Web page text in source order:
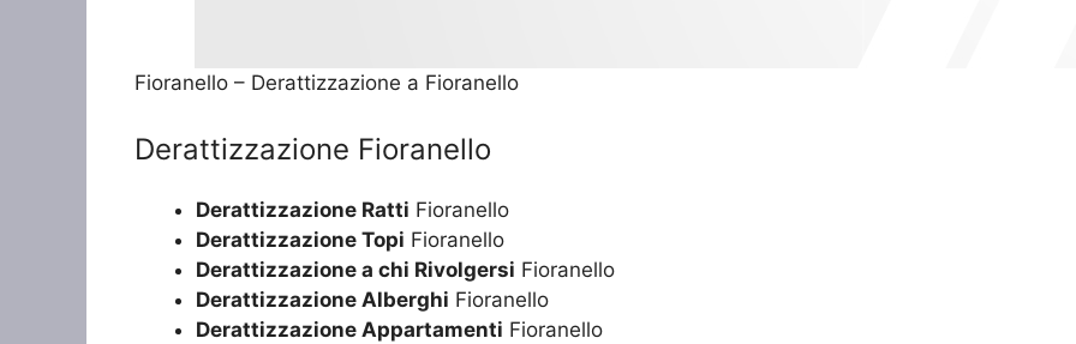
Fioranello – Derattizzazione a Fioranello
Derattizzazione Fioranello
Derattizzazione Ratti Fioranello
Derattizzazione Topi Fioranello
Derattizzazione a chi Rivolgersi Fioranello
Derattizzazione Alberghi Fioranello
Derattizzazione Appartamenti Fioranello